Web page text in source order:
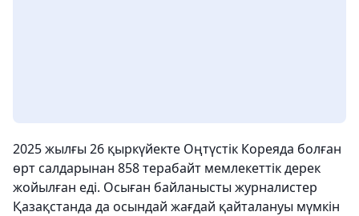
2025 жылғы 26 қыркүйекте Оңтүстік Кореяда болған
өрт салдарынан 858 терабайт мемлекеттік дерек
жойылған еді. Осыған байланысты журналистер
Қазақстанда да осындай жағдай қайталануы мүмкін